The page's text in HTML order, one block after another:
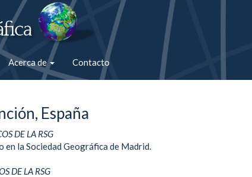
Acerca de Contacto
España
DE LA RSG
en la Sociedad Geográfica de Madrid.
DE LA RSG